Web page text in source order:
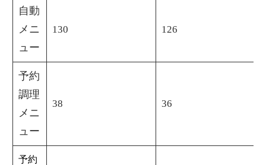
自動
メニ
ュー
130 126
予約
調理
メニ
ュー
38 36
予約